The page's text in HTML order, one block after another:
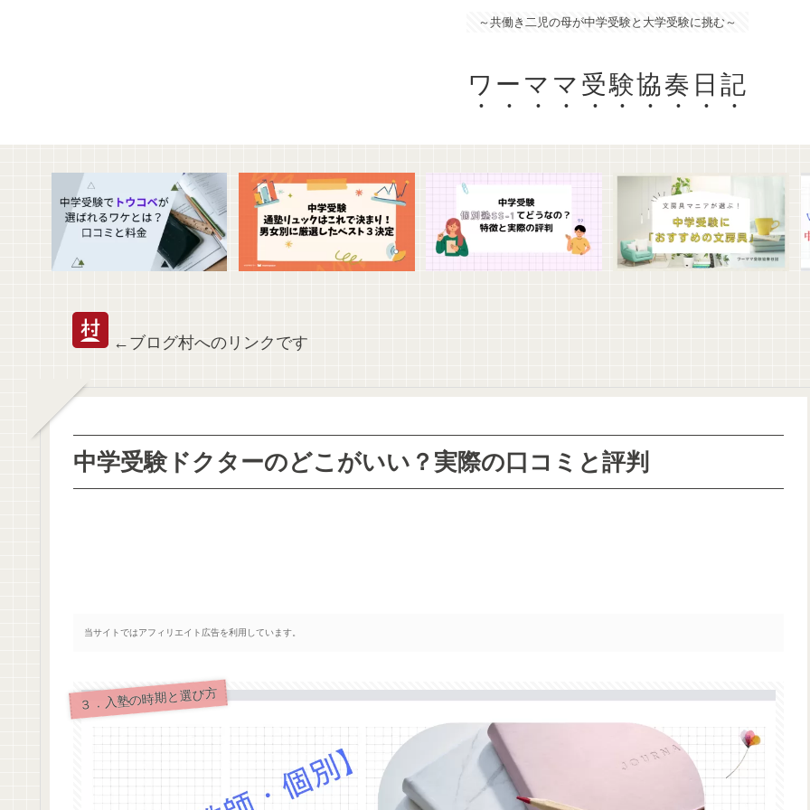
～共働き二児の母が中学受験と大学受験に挑む～
ワーママ受験協奏日記
←ブログ村へのリンクです
中学受験ドクターのどこがいい？実際の口コミと評判
当サイトではアフィリエイト広告を利用しています。
３．入塾の時期と選び方